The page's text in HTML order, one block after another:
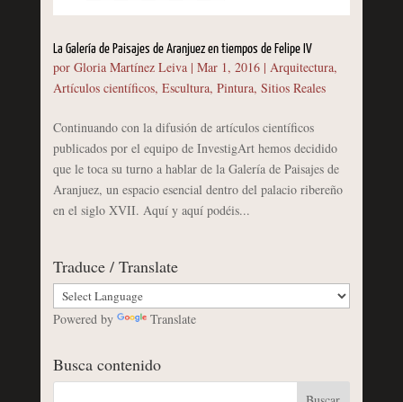
La Galería de Paisajes de Aranjuez en tiempos de Felipe IV
por Gloria Martínez Leiva| Mar 1, 2016| Arquitectura,
Artículos científicos, Escultura, Pintura, Sitios Reales
Continuando con la difusión de artículos científicos
publicados por el equipo de InvestigArt hemos decidido
que le toca su turno a hablar de la Galería de Paisajes de
Aranjuez, un espacio esencial dentro del palacio ribereño
en el siglo XVII. Aquí y aquí podéis...
Traduce / Translate
Powered by Translate
Busca contenido